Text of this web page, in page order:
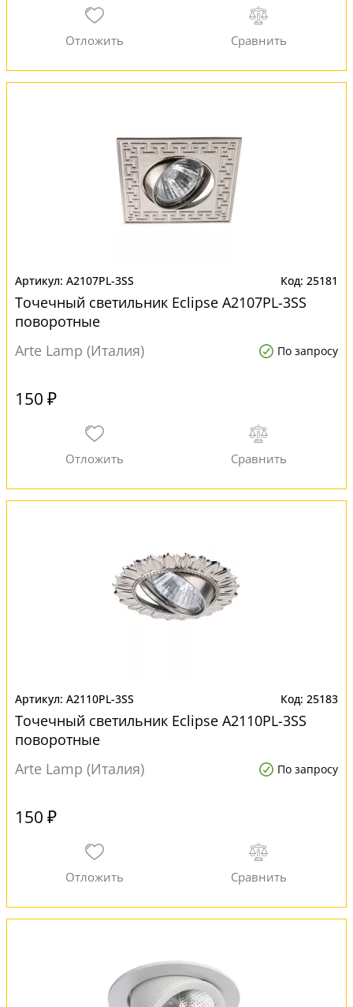
A2107PL-3SS 25181
Точечный светильник Eclipse A2107PL-3SS
поворотные
Arte Lamp (Италия)
По запросу
150 ₽
A2110PL-3SS 25183
Точечный светильник Eclipse A2110PL-3SS
поворотные
Arte Lamp (Италия)
По запросу
150 ₽